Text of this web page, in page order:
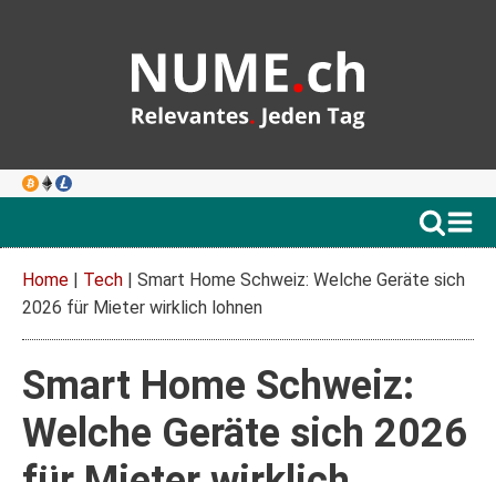
Home | Tech | Smart Home Schweiz: Welche Geräte sich
2026 für Mieter wirklich lohnen
Smart Home Schweiz:
Welche Geräte sich 2026